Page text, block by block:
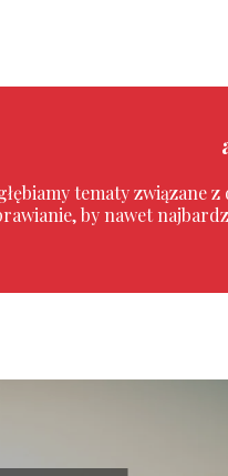
tematy
by nawet